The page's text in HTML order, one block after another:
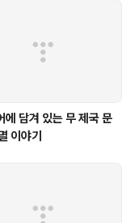
에 담겨 있는 무 제국 문
이야기